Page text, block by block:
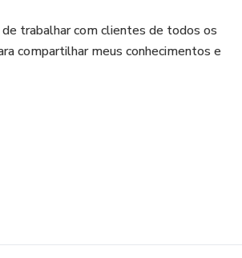
trabalhar com clientes de todos os
compartilhar meus conhecimentos e